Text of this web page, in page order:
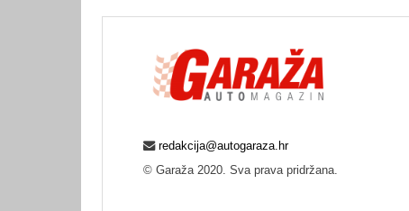
redakcija@autogaraza.hr
© Garaža 2020. Sva prava pridržana.